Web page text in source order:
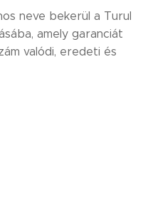
neve bekerül a Turul
amely garanciát
valódi, eredeti és